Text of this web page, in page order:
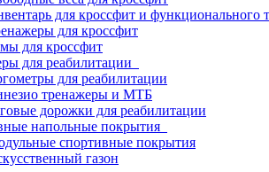
для кроссфит и функционального
для кроссфит
для кроссфит
для реабилитации
для реабилитации
тренажеры и МТБ
дорожки для реабилитации
напольные покрытия
спортивные покрытия
газон